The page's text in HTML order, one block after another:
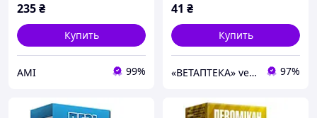
235₴
Купить
АМІ 99%
41 ₴
Купить
«ВЕТАПТЕКА» vetapteka.vinnica.ua 97%